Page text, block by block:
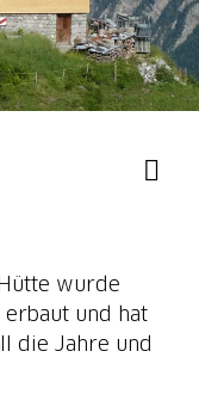
wurde
und hat
die Jahre und